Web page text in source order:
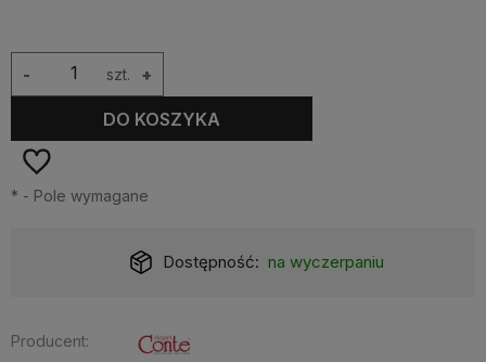
szt. +
-
DO KOSZYKA
* - Pole wymagane
Dostępność: na wyczerpaniu
Producent: